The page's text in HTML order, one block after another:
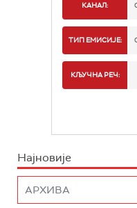
КАНАЛ:
ТИП ЕМИСИЈЕ:
КЉУЧНА РЕЧ:
Најновије